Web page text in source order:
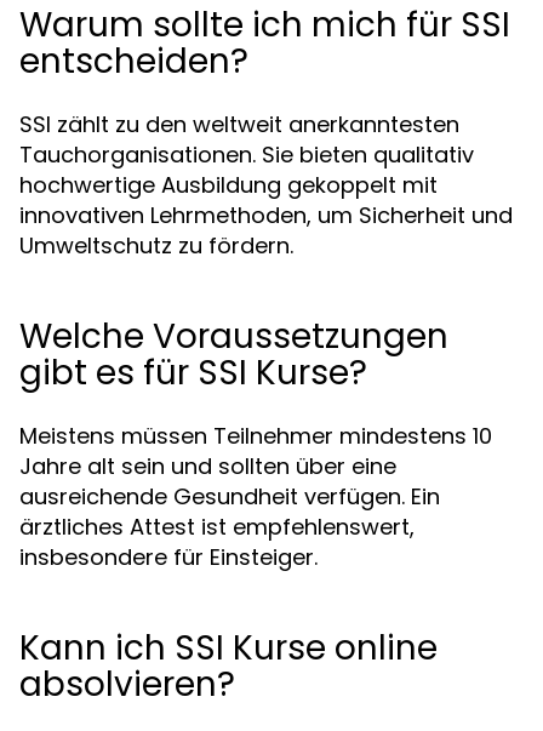
Warum sollte ich mich für SSI
entscheiden?
SSI zählt zu den weltweit anerkanntesten
Tauchorganisationen. Sie bieten qualitativ
hochwertige Ausbildung gekoppelt mit
innovativen Lehrmethoden, um Sicherheit und
Umweltschutz zu fördern.
Welche Voraussetzungen
gibt es für SSI Kurse?
Meistens müssen Teilnehmer mindestens 10
Jahre alt sein und sollten über eine
ausreichende Gesundheit verfügen. Ein
ärztliches Attest ist empfehlenswert,
insbesondere für Einsteiger.
Kann ich SSI Kurse online
absolvieren?